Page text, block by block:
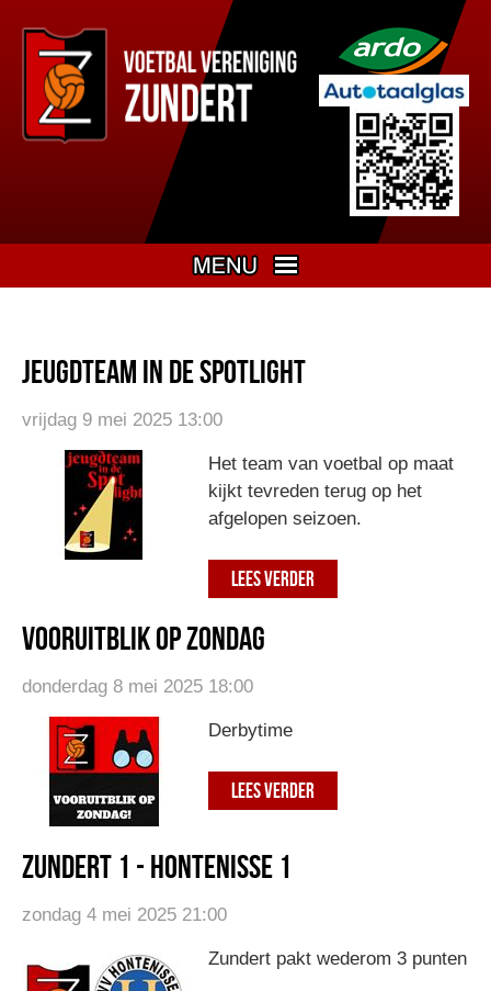
Jeugdteam in de spotlight
vrijdag 9 mei 2025 13:00
Het team van voetbal op maat
kijkt tevreden terug op het
afgelopen seizoen.
LEES VERDER
Vooruitblik op zondag
donderdag 8 mei 2025 18:00
Derbytime
LEES VERDER
Zundert 1 - Hontenisse 1
zondag 4 mei 2025 21:00
Zundert pakt wederom 3 punten